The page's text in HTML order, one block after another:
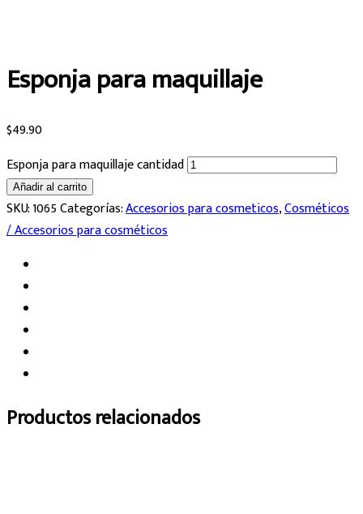
Esponja para maquillaje
$49.90
Esponja para maquillaje cantidad
Añadir al carrito
SKU:1065Categorías:Accesorios para cosmeticos,Cosméticos
/ Accesorios para cosméticos
Productos relacionados